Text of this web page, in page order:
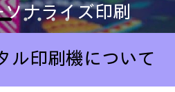
ナライズ印刷
ル印刷機について